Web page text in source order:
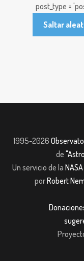
post_type =
Saltar
1995-2026
de
Un servicio de la NASA
porRobert